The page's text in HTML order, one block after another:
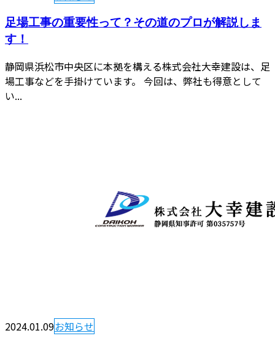
足場工事の重要性って？その道のプロが解説しま
す！
静岡県浜松市中央区に本拠を構える株式会社大幸建設は、足
場工事などを手掛けています。 今回は、弊社も得意として
い...
2024.01.09お知らせ